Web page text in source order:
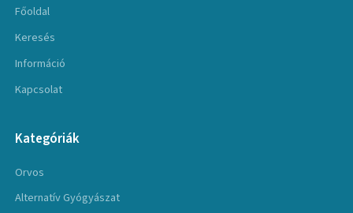
Főoldal
Keresés
Információ
Kapcsolat
Kategóriák
Orvos
Alternatív Gyógyászat